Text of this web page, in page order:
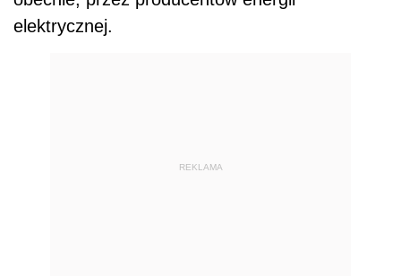
elektrycznej.
REKLAMA